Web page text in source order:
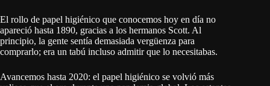
El rollo de papel higiénico que conocemos hoy en día no
apareció hasta 1890, gracias a los hermanos Scott. Al
principio, la gente sentía demasiada vergüenza para
comprarlo; era un tabú incluso admitir que lo necesitabas.
Avancemos hasta 2020: el papel higiénico se volvió más